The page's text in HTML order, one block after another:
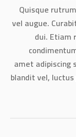
Quisque
vel augue.
dui. Etiam
amet adipiscing
blandit vel,